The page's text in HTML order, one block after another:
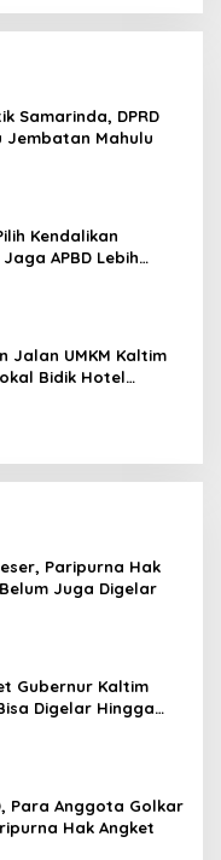
Samarinda, DPRD
Jembatan Mahulu
Kendalikan
APBD Lebih
Jalan UMKM Kaltim
Bidik Hotel
Paripurna Hak
Juga Digelar
Gubernur Kaltim
Digelar Hingga
Para Anggota Golkar
Hak Angket